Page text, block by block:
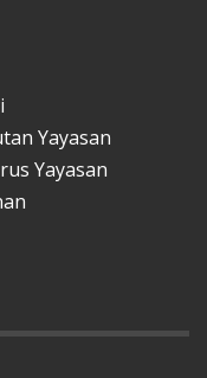
Yayasan
Yayasan